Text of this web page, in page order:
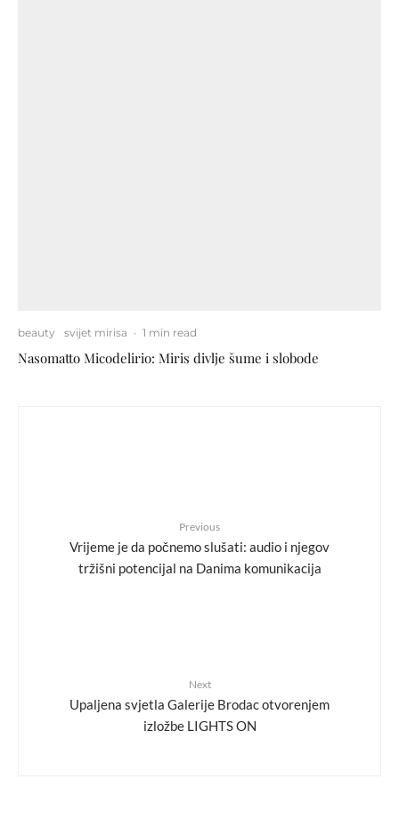
beauty svijet mirisa · 1 min read
Nasomatto Micodelirio: Miris divlje šume i slobode
Previous
Vrijeme je da počnemo slušati: audio i njegov
tržišni potencijal na Danima komunikacija
Next
Upaljena svjetla Galerije Brodac otvorenjem
izložbe LIGHTS ON